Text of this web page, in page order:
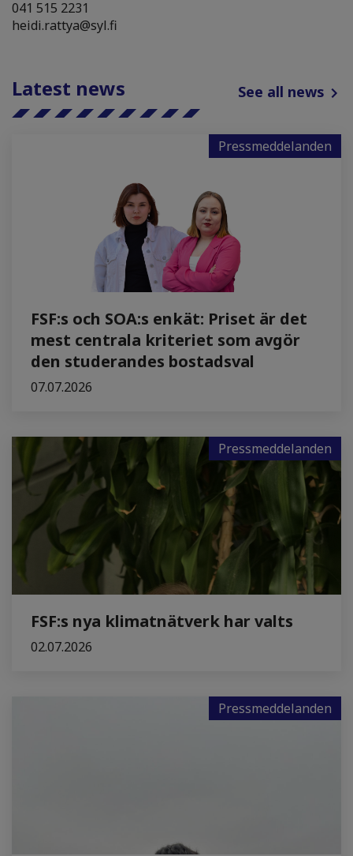
041 515 2231
heidi.rattya@syl.fi
Latest news See all news
Pressmeddelanden
FSF:s och SOA:s enkät: Priset är det
mest centrala kriteriet som avgör
den studerandes bostadsval
07.07.2026
Pressmeddelanden
FSF:s nya klimatnätverk har valts
02.07.2026
Pressmeddelanden